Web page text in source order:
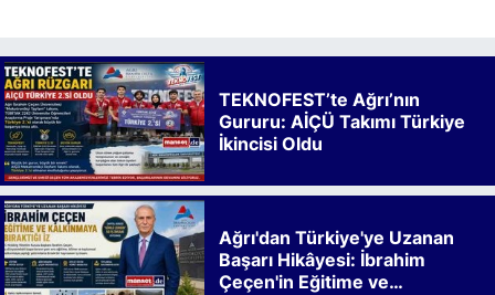
TEKNOFEST’te Ağrı’nın
Gururu: AİÇÜ Takımı Türkiye
İkincisi Oldu
Ağrı'dan Türkiye'ye Uzanan
Başarı Hikâyesi: İbrahim
Çeçen'in Eğitime ve